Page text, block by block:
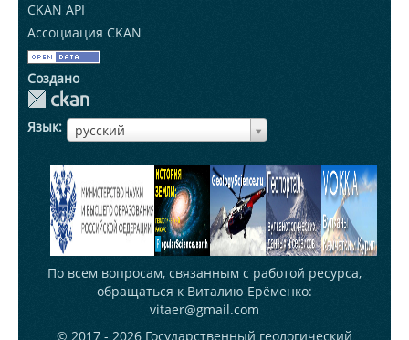
CKAN API
Ассоциация CKAN
Создано
Язык русский
ЯзыкЯзык
По всем вопросам, связанным с работой ресурса,
обращаться к Виталию Ерёменко:
vitaer@gmail.com
© 2017 - 2026 Государственный геологический